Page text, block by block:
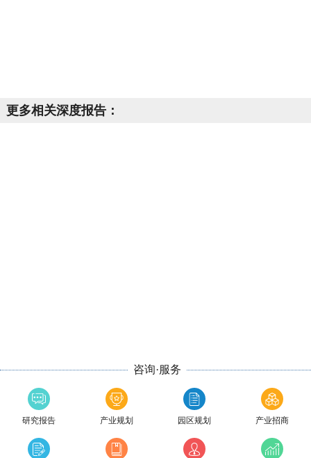
更多相关深度报告：
咨询·服务
研究报告 产业规划 园区规划 产业招商